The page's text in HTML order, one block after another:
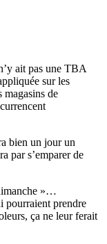
ait pas une TBA
sur les
magasins de
bien un jour un
par s’emparer de
»…
pourraient prendre
ça ne leur ferait